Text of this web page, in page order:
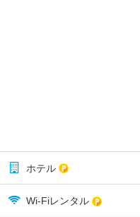
ホテル
Wi-Fiレンタル